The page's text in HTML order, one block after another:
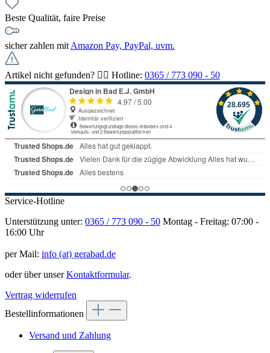
Beste Qualität, faire Preise
sicher zahlen mitAmazon Pay, PayPal, uvm.
Artikel nicht gefunden? 👉🏻 Hotline: 0365 / 773 090 - 50
Service-Hotline
Unterstützung unter: 0365 / 773 090 - 50 Montag - Freitag: 07:00 -
16:00 Uhr
per Mail: info (at) gerabad.de
oder über unserKontaktformular.
Vertrag widerrufen
Bestellinformationen
Versand und Zahlung